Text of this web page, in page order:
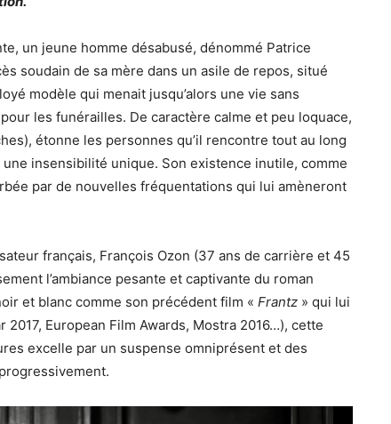
un jeune homme désabusé, dénommé Patrice
soudain de sa mère dans un asile de repos, situé
modèle qui menait jusqu’alors une vie sans
les funérailles. De caractère calme et peu loquace,
étonne les personnes qu’il rencontre tout au long
insensibilité unique. Son existence inutile, comme
par de nouvelles fréquentations qui lui amèneront
français, François Ozon (37 ans de carrière et 45
l’ambiance pesante et captivante du roman
et blanc comme son précédent film « Frantz » qui lui
European Film Awards, Mostra 2016…), cette
excelle par un suspense omniprésent et des